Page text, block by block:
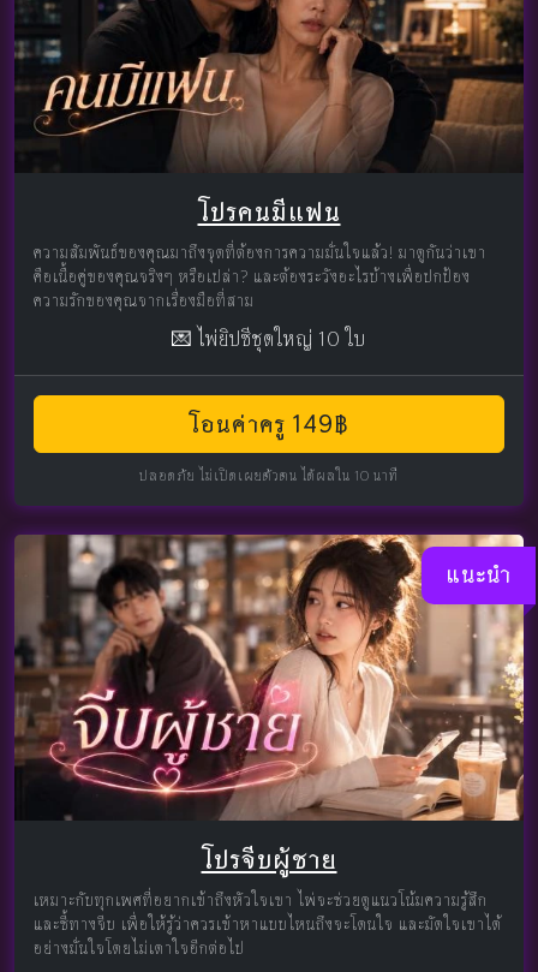
โปรคนมีแฟน
ความสัมพันธ์ของคุณมาถึงจุดที่ต้องการความมั่นใจแล้ว! มาดูกันว่าเขา
คือเนื้อคู่ของคุณจริงๆ หรือเปล่า? และต้องระวังอะไรบ้างเพื่อปกป้อง
ความรักของคุณจากเรื่องมือที่สาม
💌 ไพ่ยิปซีชุดใหญ่ 10 ใบ
โอนค่าครู 149฿
ปลอดภัย ไม่เปิดเผยตัวตน ได้ผลใน 10 นาที
แนะนำ
โปรจีบผู้ชาย
เหมาะกับทุกเพศที่อยากเข้าถึงหัวใจเขา ไพ่จะช่วยดูแนวโน้มความรู้สึก
และชี้ทางจีบ เพื่อให้รู้ว่าควรเข้าหาแบบไหนถึงจะโดนใจ และมัดใจเขาได้
อย่างมั่นใจโดยไม่เดาใจอีกต่อไป